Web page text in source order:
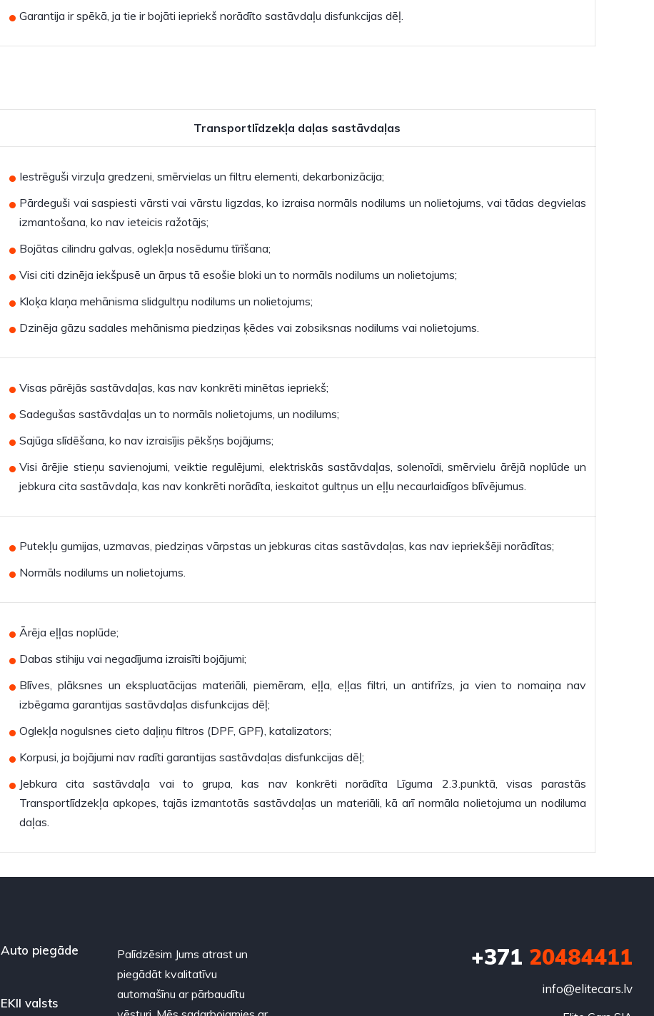
Garantija ir spēkā, ja tie ir bojāti iepriekš norādīto sastāvdaļu disfunkcijas dēļ.
Transportlīdzekļa daļas sastāvdaļas
Iestrēguši virzuļa gredzeni, smērvielas un filtru elementi, dekarbonizācija;
Pārdeguši vai saspiesti vārsti vai vārstu ligzdas, ko izraisa normāls nodilums un nolietojums, vai tādas degvielas
izmantošana, ko nav ieteicis ražotājs;
Bojātas cilindru galvas, oglekļa nosēdumu tīrīšana;
Visi citi dzinēja iekšpusē un ārpus tā esošie bloki un to normāls nodilums un nolietojums;
Kloķa klaņa mehānisma slidgultņu nodilums un nolietojums;
Dzinēja gāzu sadales mehānisma piedziņas ķēdes vai zobsiksnas nodilums vai nolietojums.
Visas pārējās sastāvdaļas, kas nav konkrēti minētas iepriekš;
Sadegušas sastāvdaļas un to normāls nolietojums, un nodilums;
Sajūga slīdēšana, ko nav izraisījis pēkšņs bojājums;
Visi ārējie stieņu savienojumi, veiktie regulējumi, elektriskās sastāvdaļas, solenoīdi, smērvielu ārējā noplūde un
jebkura cita sastāvdaļa, kas nav konkrēti norādīta, ieskaitot gultņus un eļļu necaurlaidīgos blīvējumus.
Putekļu gumijas, uzmavas, piedziņas vārpstas un jebkuras citas sastāvdaļas, kas nav iepriekšēji norādītas;
Normāls nodilums un nolietojums.
Ārēja eļļas noplūde;
Dabas stihiju vai negadījuma izraisīti bojājumi;
Blīves, plāksnes un ekspluatācijas materiāli, piemēram, eļļa, eļļas filtri, un antifrīzs, ja vien to nomaiņa nav
izbēgama garantijas sastāvdaļas disfunkcijas dēļ;
Oglekļa nogulsnes cieto daļiņu filtros (DPF, GPF), katalizators;
Korpusi, ja bojājumi nav radīti garantijas sastāvdaļas disfunkcijas dēļ;
Jebkura cita sastāvdaļa vai to grupa, kas nav konkrēti norādīta Līguma 2.3.punktā, visas parastās
Transportlīdzekļa apkopes, tajās izmantotās sastāvdaļas un materiāli, kā arī normāla nolietojuma un nodiluma
daļas.
Auto piegāde
EKII valsts
Palīdzēsim Jums atrast un
piegādāt kvalitatīvu
automašīnu ar pārbaudītu
+371 20484411
info@elitecars.lv